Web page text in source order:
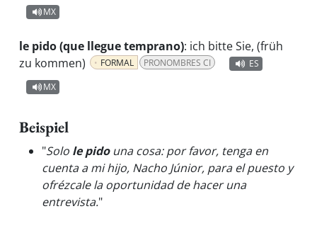
MX
le pido (que llegue temprano): ich bitte Sie, (früh
zu kommen)
FORMAL PRONOMBRES CI
ES
MX
Beispiel
"Solo le pidouna cosa: por favor, tenga en
cuenta a mi hijo, Nacho Júnior, para el puesto y
ofrézcale la oportunidad de hacer una
entrevista."